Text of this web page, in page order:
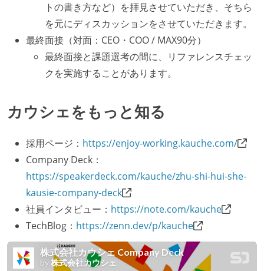
開発メンバーの裁量
設計・実装から運用までを同じ開発チームが担い、フ
ロントエンド、バックエンド、インフラといった役割
の境界を超えて、個人が必要な範囲にまで染み出して
いく姿勢が根付いている
ムのメンバーが、ユーザーインタビューに参加してい
1年以内に、技術負債を解消するためのプロジェクト
や、古くなったツールのリプレイスプロジェクトがボ
トムアップで実施されたことがある
OS やエディタ、IDE といった個人の環境は、各自の責
任で好きなものを使うことができる
企画を決定する場に、実装を担当する開発メンバーが
参加している
タスクの見積もりは、実装を担当するメンバーが中心
トの書き方など）を拝見させていただき、そちら
を元にディスカッションをさせていただきます。
最終面接（対面：CEO・COO / MAX90分）
最終面接と課題選考の間に、リファレンスチェッ
クを実施することがあります。
カウシェをもっと知る
採用ページ： https://enjoy-working.kauche.com/
Company Deck：
https://speakerdeck.com/kauche/zhu-shi-hui-she-
kausie-company-deck
社員インタビュー： https://note.com/kauche
TechBlog： https://zenn.dev/p/kauche